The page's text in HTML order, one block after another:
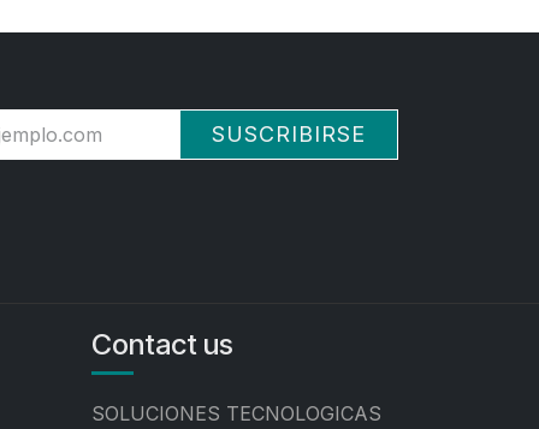
SUSCRIBIRSE
Contact us
SOLUCIONES TECNOLOGICAS